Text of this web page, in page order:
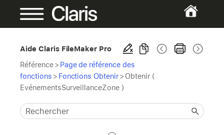
Aide Claris FileMaker Pro
Référence> Page de référence des
fonctions > Fonctions Obtenir> Obtenir (
EvénementsSurveillanceZone )